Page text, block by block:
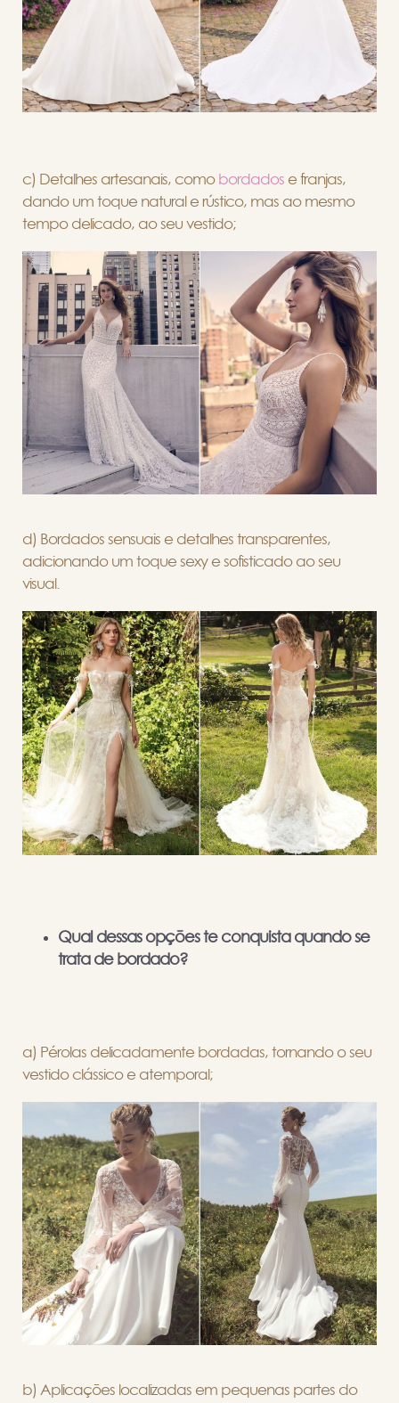
c) Detalhes artesanais, como bordados e franjas,
dando um toque natural e rústico, mas ao mesmo
tempo delicado, ao seu vestido;
d) Bordados sensuais e detalhes transparentes,
adicionando um toque sexy e sofisticado ao seu
visual.
Qual dessas opções te conquista quando se
trata de bordado?
a) Pérolas delicadamente bordadas, tornando o seu
vestido clássico e atemporal;
b) Aplicações localizadas em pequenas partes do